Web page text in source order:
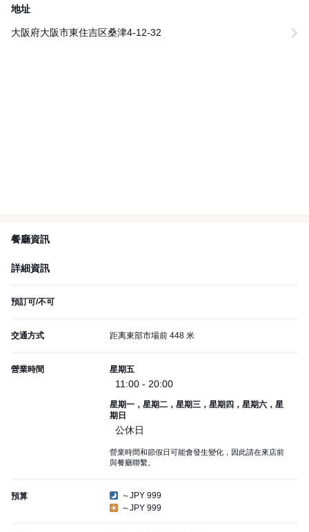
地址
大阪府大阪市東住吉区桑津4-12-32
餐廳資訊
詳細資訊
預訂可/不可
交通方式 距离東部市場前 448 米
營業時間 星期五
11:00 - 20:00
星期一，星期二，星期三，星期四，星期六，星
期日
公休日
營業時間和節假日可能會發生變化，因此請在來店前
與餐廳聯繫。
預算
～JPY 999
～JPY 999